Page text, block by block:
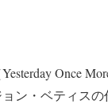
Once
ン・ベティスの